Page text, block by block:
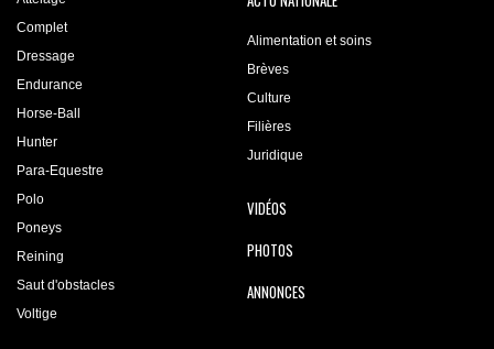
Complet
Dressage
Endurance
Horse-Ball
Hunter
Para-Equestre
Polo
Poneys
Reining
Saut d'obstacles
Voltige
Alimentation et soins
Brèves
Culture
Filières
Juridique
VIDÉOS
PHOTOS
ANNONCES